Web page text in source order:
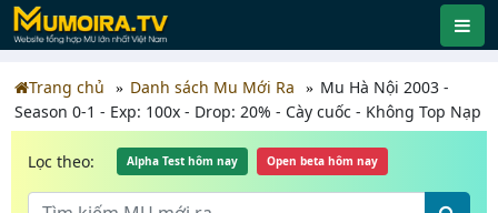
Trang chủ Danh sách Mu Mới Ra
Mu Hà Nội 2003 -
Season 0-1 - Exp: 100x - Drop: 20% - Cày cuốc - Không Top Nạp
Lọc theo: Alpha Test hôm nay Open beta hôm nay